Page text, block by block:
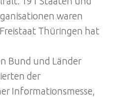
waren
Thüringen hat
Bund und Länder
der
Informationsmesse,